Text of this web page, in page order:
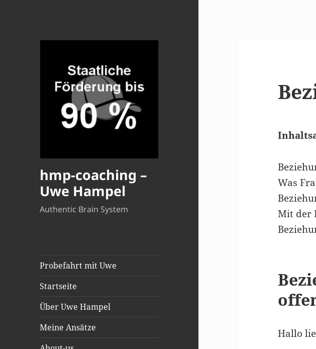
hmp-coaching –
Uwe Hampel
Authentic Brain System
Probefahrt mit Uwe
Startseite
Über Uwe Hampel
Meine Ansätze
Was
Mit der
Hallo